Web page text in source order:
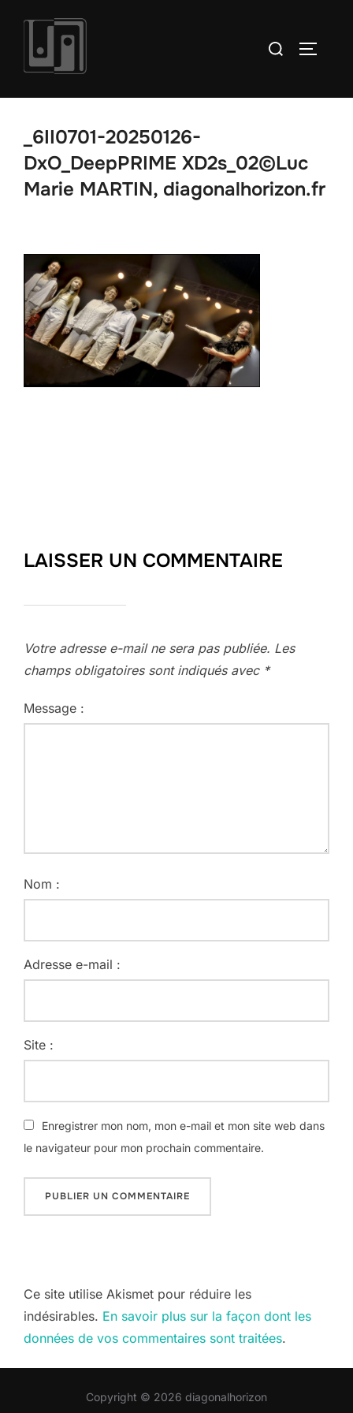
contenu
Rechercher :
_6II0701-20250126-
DxO_DeepPRIME XD2s_02©Luc
Marie MARTIN, diagonalhorizon.fr
LAISSER UN COMMENTAIRE
Votre adresse e-mail ne sera pas publiée. Les
champs obligatoires sont indiqués avec *
Message :
Nom :
Adresse e-mail :
Site :
Enregistrer mon nom, mon e-mail et mon site web dans
le navigateur pour mon prochain commentaire.
Ce site utilise Akismet pour réduire les
indésirables. En savoir plus sur la façon dont les
données de vos commentaires sont traitées.
Copyright © 2026 diagonalhorizon